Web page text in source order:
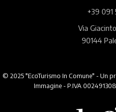
+39 091
Via
90144
© 2025 "EcoTurismo In Comune" - Un
Immagine - P.IVA